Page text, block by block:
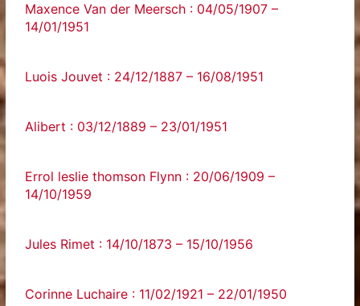
Maxence Van der Meersch : 04/05/1907 –
14/01/1951
Luois Jouvet : 24/12/1887 – 16/08/1951
Alibert : 03/12/1889 – 23/01/1951
Errol leslie thomson Flynn : 20/06/1909 –
14/10/1959
Jules Rimet : 14/10/1873 – 15/10/1956
Corinne Luchaire : 11/02/1921 – 22/01/1950